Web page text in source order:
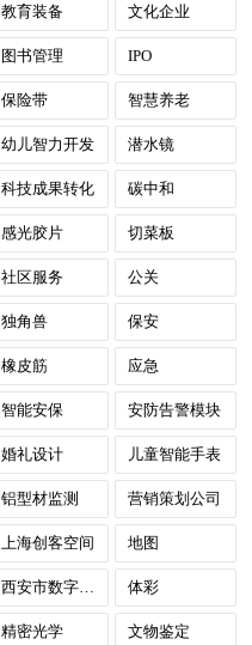
教育装备 文化企业
图书管理 IPO
保险带 智慧养老
幼儿智力开发 潜水镜
科技成果转化 碳中和
感光胶片 切菜板
社区服务 公关
独角兽 保安
橡皮筋 应急
智能安保 安防告警模块
婚礼设计 儿童智能手表
铝型材监测 营销策划公司
上海创客空间 地图
西安市数字政府 体彩
精密光学 文物鉴定